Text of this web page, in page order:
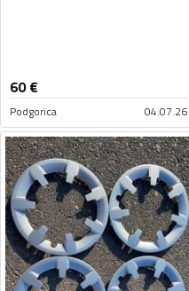
60€
Podgorica 04.07.26